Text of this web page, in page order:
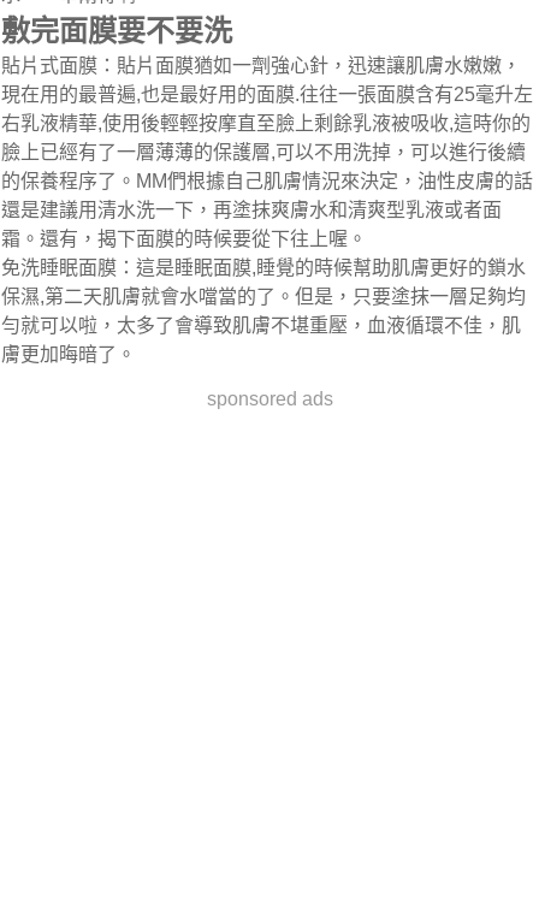
敷完面膜要不要洗
貼片式面膜：貼片面膜猶如一劑強心針，迅速讓肌膚水嫩嫩，
現在用的最普遍,也是最好用的面膜.往往一張面膜含有25毫升左
右乳液精華,使用後輕輕按摩直至臉上剩餘乳液被吸收,這時你的
臉上已經有了一層薄薄的保護層,可以不用洗掉，可以進行後續
的保養程序了。MM們根據自己肌膚情況來決定，油性皮膚的話
還是建議用清水洗一下，再塗抹爽膚水和清爽型乳液或者面
霜。還有，揭下面膜的時候要從下往上喔。
免洗睡眠面膜：這是睡眠面膜,睡覺的時候幫助肌膚更好的鎖水
保濕,第二天肌膚就會水噹當的了。但是，只要塗抹一層足夠均
勻就可以啦，太多了會導致肌膚不堪重壓，血液循環不佳，肌
膚更加晦暗了。
sponsored ads